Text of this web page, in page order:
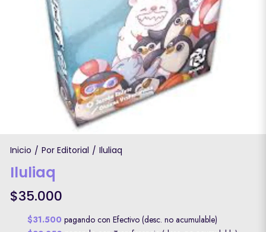
Inicio / Por Editorial / Iluliaq
Iluliaq
$35.000
$31.500 pagando con Efectivo (desc. no acumulable)